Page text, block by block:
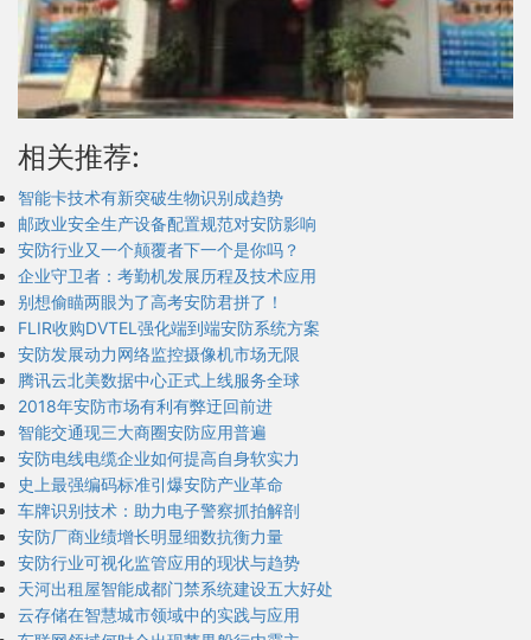
相关推荐:
智能卡技术有新突破生物识别成趋势
邮政业安全生产设备配置规范对安防影响
安防行业又一个颠覆者下一个是你吗？
企业守卫者：考勤机发展历程及技术应用
别想偷瞄两眼为了高考安防君拼了！
FLIR收购DVTEL强化端到端安防系统方案
安防发展动力网络监控摄像机市场无限
腾讯云北美数据中心正式上线服务全球
2018年安防市场有利有弊迂回前进
智能交通现三大商圈安防应用普遍
安防电线电缆企业如何提高自身软实力
史上最强编码标准引爆安防产业革命
车牌识别技术：助力电子警察抓拍解剖
安防厂商业绩增长明显细数抗衡力量
安防行业可视化监管应用的现状与趋势
天河出租屋智能成都门禁系统建设五大好处
云存储在智慧城市领域中的实践与应用